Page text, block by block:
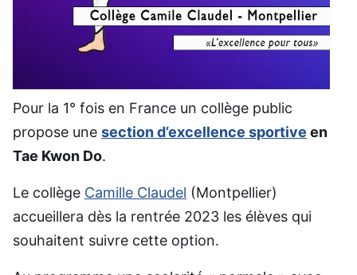
Pour la 1° fois en France un collège public
propose une section d’excellence sportive en
Tae Kwon Do.
Le collège Camille Claudel (Montpellier)
accueillera dès la rentrée 2023 les élèves qui
souhaitent suivre cette option.